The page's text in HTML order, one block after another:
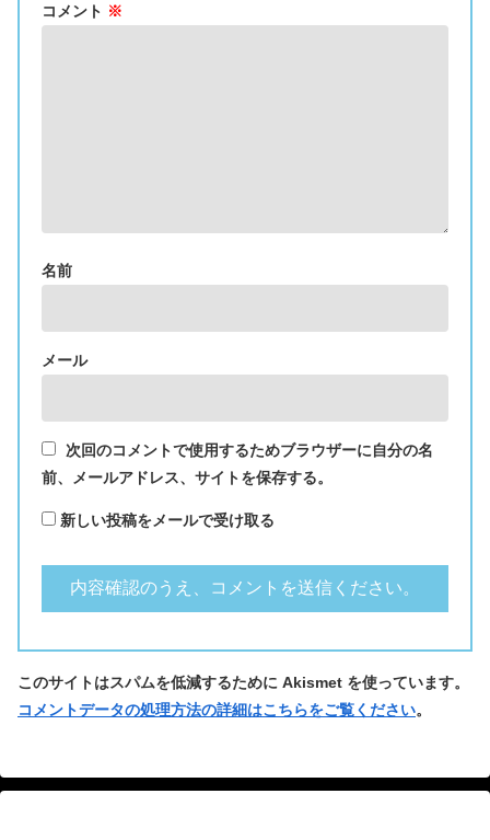
コメント ※
名前
メール
次回のコメントで使用するためブラウザーに自分の名
前、メールアドレス、サイトを保存する。
新しい投稿をメールで受け取る
このサイトはスパムを低減するために Akismet を使っています。
コメントデータの処理方法の詳細はこちらをご覧ください。